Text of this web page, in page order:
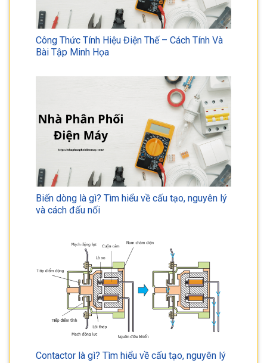
Công Thức Tính Hiệu Điện Thế – Cách Tính Và
Bài Tập Minh Họa
Biến dòng là gì? Tìm hiểu về cấu tạo, nguyên lý
và cách đấu nối
Contactor là gì? Tìm hiểu về cấu tạo, nguyên lý